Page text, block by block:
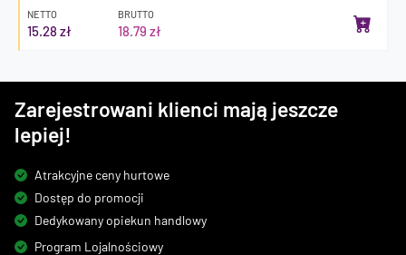
NETTO
15.28 zł
BRUTTO
18.79 zł
Zarejestrowani klienci mają jeszcze
lepiej!
Atrakcyjne ceny hurtowe
Dostęp do promocji
Dedykowany opiekun handlowy
Program Lojalnościowy